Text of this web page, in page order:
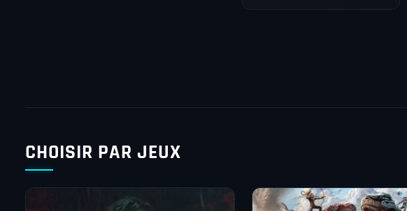
CHOISIR PAR JEUX